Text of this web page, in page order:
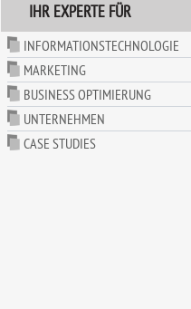
IHR EXPERTE FÜR
INFORMATIONSTECHNOLOGIE
MARKETING
BUSINESS OPTIMIERUNG
UNTERNEHMEN
CASE STUDIES